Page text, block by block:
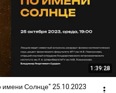
1:39:28
имени Солнце" 25.10.2023